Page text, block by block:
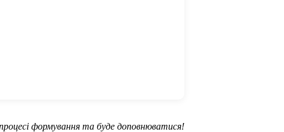
формування та буде доповнюватися!